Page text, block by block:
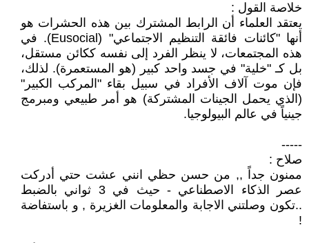
خلاصة القول :
يعتقد العلماء أن الرابط المشترك بين هذه الحشرات هو
أنها "كائنات فائقة التنظيم الاجتماعي" (Eusocial). في
هذه المجتمعات، لا ينظر الفرد إلى نفسه ككائن مستقل،
بل كـ "خلية" في جسد واحد كبير (هو المستعمرة). لذلك،
فإن موت آلاف الأفراد في سبيل بقاء "المركب الكبير"
(الذي يحمل الجينات المشتركة) هو أمر طبيعي ومبرمج
جينياً في عالم البيولوجيا.
-----
صلاح :
ممنون جداً ,, من حسن حظي انني عشت حتي أدركت
عصر الذكاء الاصطناعي - حيث في 3 ثواني بالضبط
..تكون وصلتني الاجابة والمعلومات الغزيرة , و باستفاضة
!